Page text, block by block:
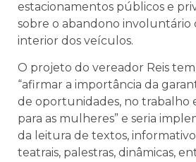
estacionamentos públicos e
sobre o abandono involuntário
interior dos veículos.
O projeto do vereador Reis
“afirmar a importância da
de oportunidades, no trabalho
para as mulheres” e seria
da leitura de textos,
teatrais, palestras, dinâmicas,